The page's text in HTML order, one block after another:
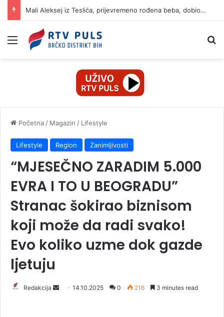
Mali Aleksej iz Teslića, prijevremeno rođena beba, dobio životnu bitku na UKC-u Srpske
Izbornik
Početna / Magazin / Lifestyle
Lifestyle Region Zanimljivosti
“MJESEČNO ZARADIM 5.000
EVRA I TO U BEOGRADU”
Stranac šokirao biznisom
koji može da radi svako!
Evo koliko uzme dok gazde
ljetuju
Redakcija 14.10.2025 0 216 3 minutes read